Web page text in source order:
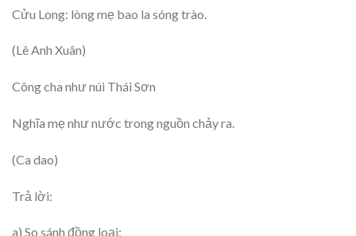
Cửu Long: lòng mẹ bao la sóng trào.
(Lê Anh Xuân)
Công cha như núi Thái Sơn
Nghĩa mẹ như nước trong nguồn chảy ra.
(Ca dao)
Trả lời:
a) So sánh đồng loại: